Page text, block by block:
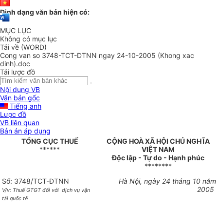
Định dạng văn bản hiện có:
MỤC LỤC
Không có mục lục
Tải về (WORD)
Cong van so 3748-TCT-DTNN ngay 24-10-2005 (Khong xac
dinh).doc
Tải lược đồ
Nội dung VB
Văn bản gốc
Tiếng anh
Lược đồ
VB liên quan
Bản án áp dụng
TỔNG CỤC THUẾ
******
CỘNG HOÀ XÃ HỘI CHỦ NGHĨA
VIỆT NAM
Độc lập - Tự do - Hạnh phúc
********
Số: 3748/TCT-ĐTNN
V/v: Thuế GTGT đối với dịch vụ vận
tải quốc tế
Hà Nội, ngày 24 tháng 10 năm
2005